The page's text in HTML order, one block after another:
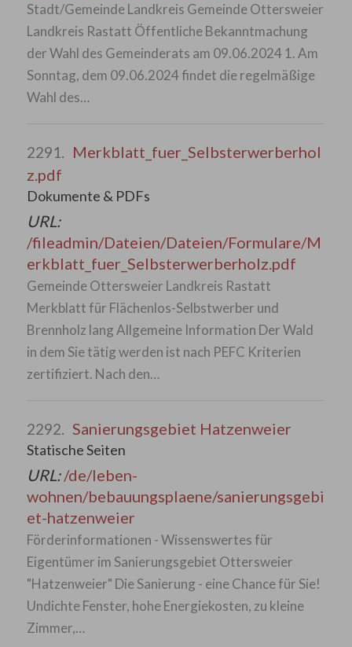
Stadt/Gemeinde Landkreis Gemeinde Ottersweier
Landkreis Rastatt Öffentliche Bekanntmachung
der Wahl des Gemeinderats am 09.06.2024 1. Am
Sonntag, dem 09.06.2024 findet die regelmäßige
Wahl des…
2291. Merkblatt_fuer_Selbsterwerberhol
z.pdf
Dokumente & PDFs
URL:
/fileadmin/Dateien/Dateien/Formulare/M
erkblatt_fuer_Selbsterwerberholz.pdf
Gemeinde Ottersweier Landkreis Rastatt
Merkblatt für Flächenlos-Selbstwerber und
Brennholz lang Allgemeine Information Der Wald
in dem Sie tätig werden ist nach PEFC Kriterien
zertifiziert. Nach den…
2292. Sanierungsgebiet Hatzenweier
Statische Seiten
URL:/de/leben-
wohnen/bebauungsplaene/sanierungsgebi
et-hatzenweier
Förderinformationen - Wissenswertes für
Eigentümer im Sanierungsgebiet Ottersweier
"Hatzenweier" Die Sanierung - eine Chance für Sie!
Undichte Fenster, hohe Energiekosten, zu kleine
Zimmer,…